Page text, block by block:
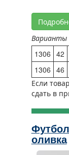
Варианты
1306 42
1306 46
Если
сдать в
оливка